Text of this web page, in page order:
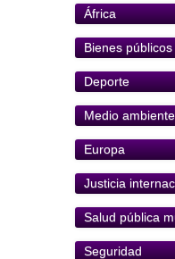
África
Bienes
Deporte
Medio ambiente
Europa
Justicia
Salud pública
Seguridad